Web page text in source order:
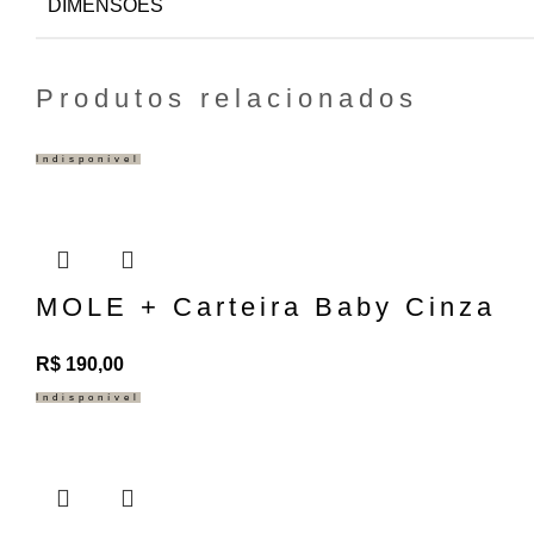
DIMENSÕES
Produtos relacionados
Indisponível
MOLE + Carteira Baby Cinza
R$ 190,00
Indisponível